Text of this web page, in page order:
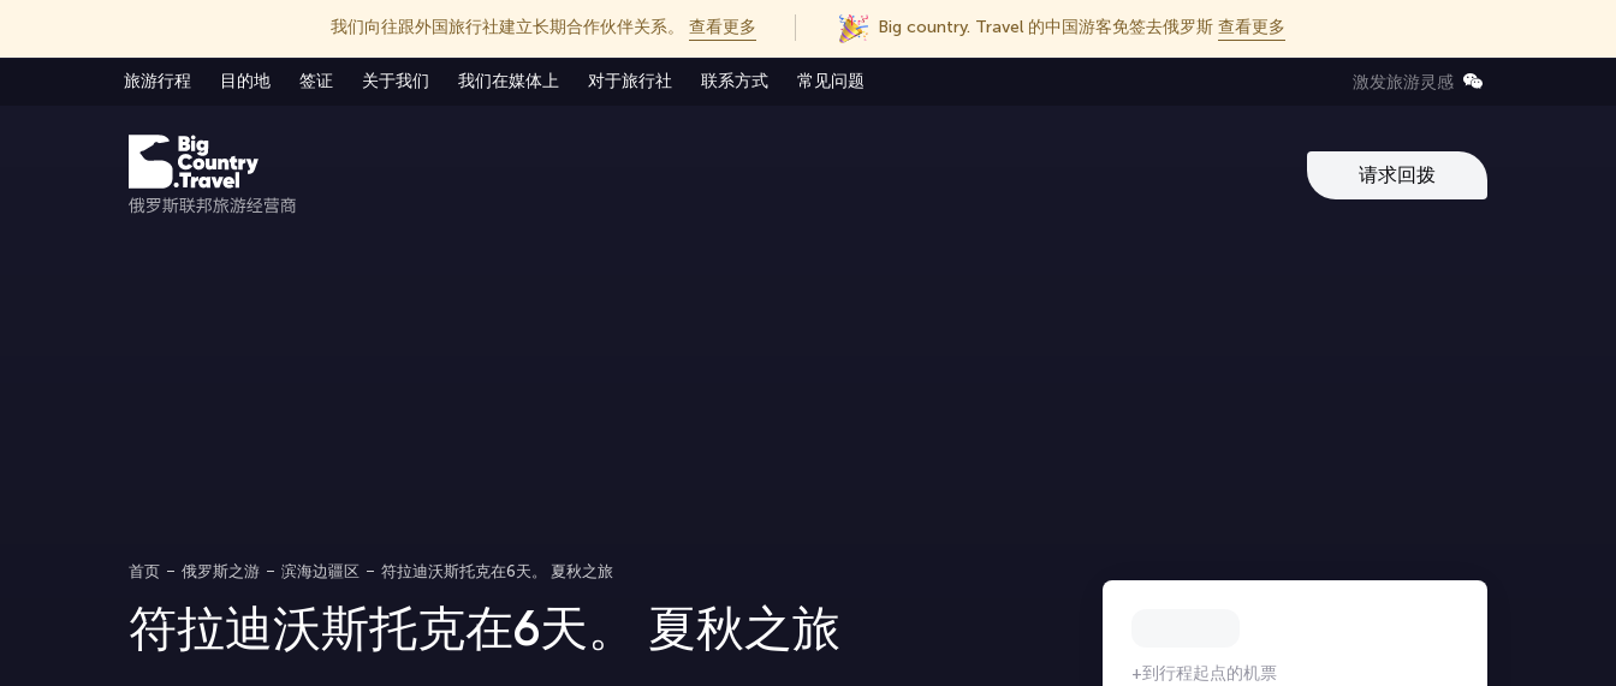
我们向往跟外国旅行社建立长期合作伙伴关系。 查看更多 Big country. Travel 的中国游客免签去俄罗斯 查看更多
旅游行程 目的地 签证 关于我们 我们在媒体上 对于旅行社 联系方式 常见问题 激发旅游灵感
请求回拨
首页 俄罗斯之游 滨海边疆区 符拉迪沃斯托克在6天。 夏秋之旅
符拉迪沃斯托克在6天。 夏秋之旅
+到行程起点的机票